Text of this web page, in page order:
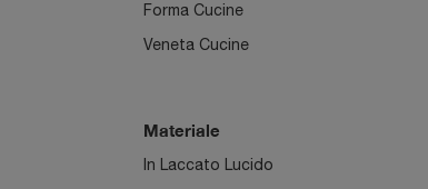
Forma Cucine
Veneta Cucine
Materiale
In Laccato Lucido